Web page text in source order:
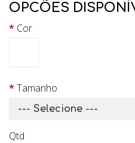
OPCÕES
Cor
Tamanho
Qtd